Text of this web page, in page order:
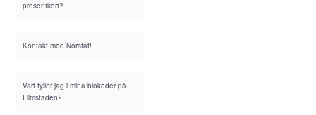
presentkort?
Kontakt med Norstat!
Vart fyller jag i mina biokoder på
Filmstaden?